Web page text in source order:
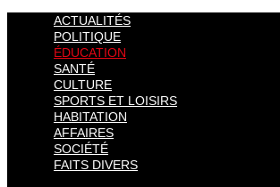
ACTUALITÉS
POLITIQUE
ÉDUCATION
SANTÉ
CULTURE
SPORTS ET LOISIRS
HABITATION
AFFAIRES
SOCIÉTÉ
FAITS DIVERS